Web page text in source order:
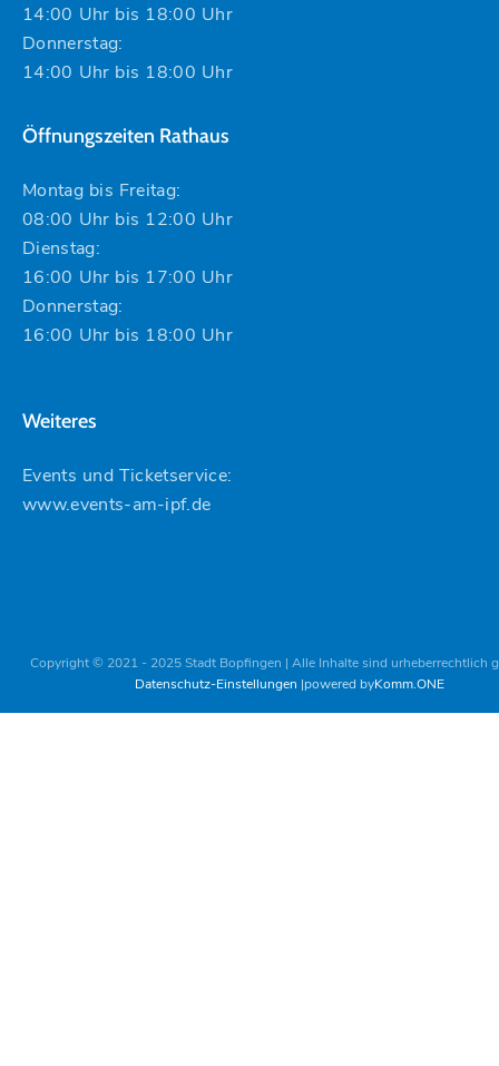
14:00 Uhr bis 18:00 Uhr
Donnerstag:
14:00 Uhr bis 18:00 Uhr
Öffnungszeiten Rathaus
Montag bis Freitag:
08:00 Uhr bis 12:00 Uhr
Dienstag:
16:00 Uhr bis 17:00 Uhr
Donnerstag:
16:00 Uhr bis 18:00 Uhr
Weiteres
Events und Ticketservice:
www.events-am-ipf.de
Copyright © 2021 - 2025 Stadt Bopfingen | Alle Inhalte sind urheberrechtlich
Datenschutz-Einstellungen powered byKomm.ONE